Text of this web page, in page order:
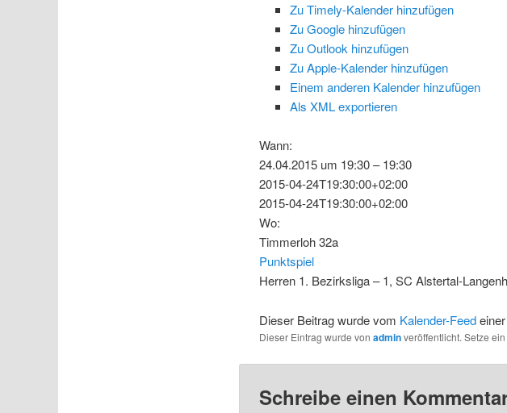
Zu Timely-Kalender hinzufügen
Zu Google hinzufügen
Zu Outlook hinzufügen
Zu Apple-Kalender hinzufügen
Einem anderen Kalender hinzufügen
Als XML exportieren
Wann:
24.04.2015 um 19:30 – 19:30
2015-04-24T19:30:00+02:00
2015-04-24T19:30:00+02:00
Wo:
Timmerloh 32a
Punktspiel
Herren 1. Bezirksliga – 1, SC Alstertal-
Dieser Beitrag wurde vom Kalender-Feed
Dieser Eintrag wurde vonadminveröffentlicht. Setze
Schreibe einen